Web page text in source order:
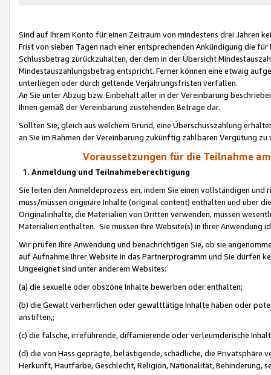
Sind auf Ihrem Konto für einen Zeitraum von mindestens drei Jahren
Frist von sieben Tagen nach einer entsprechenden Ankündigung die
Schlussbetrag zurückzuhalten, der dem in der Übersicht
Mindestauszahlungsbetrag entspricht. Ferner können eine etwaig
unterliegen oder durch geltende Verjährungsfristen verfallen.
An Sie unter Abzug bzw. Einbehalt aller in der Vereinbarung
Ihnen gemäß der Vereinbarung zustehenden Beträge dar.
Sollten Sie, gleich aus welchem Grund, eine Überschusszahlung
an Sie im Rahmen der Vereinbarung zukünftig zahlbaren Vergütung zu
Voraussetzungen für die Teilnahme
1. Anmeldung und Teilnahmeberechtigung
Sie leiten den Anmeldeprozess ein, indem Sie einen vollständigen
muss/müssen originäre Inhalte (original content) enthalten und über
Originalinhalte, die Materialien von Dritten verwenden, müssen
Materialien enthalten. Sie müssen Ihre Website(s) in Ihrer Anwendung
Wir prüfen Ihre Anwendung und benachrichtigen Sie, ob sie
auf Aufnahme Ihrer Website in das Partnerprogramm und Sie dürfen
Ungeeignet sind unter anderem Websites:
(a) die sexuelle oder obszöne Inhalte bewerben oder enthalten;
(b) die Gewalt verherrlichen oder gewalttätige Inhalte haben oder
anstiften,;
(c) die falsche, irreführende, diffamierende oder verleumderische
(d) die von Hass geprägte, belästigende, schädliche, die Privatsphäre
Herkunft, Hautfarbe, Geschlecht, Religion, Nationalität, Behinderung,